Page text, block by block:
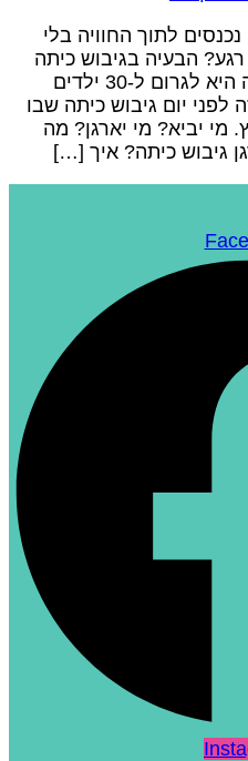
לתוך החוויה בלי
הבעיה בגיבוש כיתה
היא לא למצוא פעילות. הבעיה היא לגרום ל-30 ילדים
יום גיבוש כיתה שבו
יביא? מי יארגן? מה
כיתה? איך […]